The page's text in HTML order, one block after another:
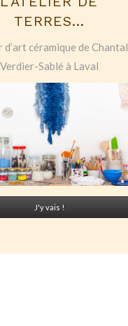
TERRES...
céramique de Chantal
Verdier-Sablé à Laval
J'y vais !